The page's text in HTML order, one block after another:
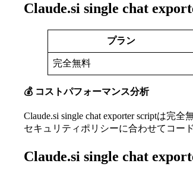
Claude.si single chat
プラン
完全無料
💰 コストパフォーマンス分析
Claude.si single chat exporter scriptは
セキュリティポリシーに合わせてコー
Claude.si single chat